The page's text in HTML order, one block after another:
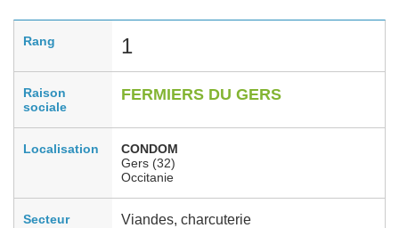
Rang 1
Raison
sociale
FERMIERS DU GERS
Localisation
CONDOM
Gers (32)
Occitanie
Secteur Viandes, charcuterie